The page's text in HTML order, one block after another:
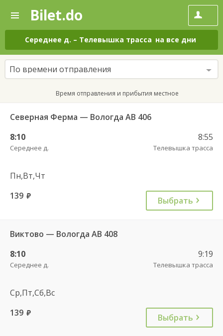
—
Поиск
и
покупка
билетов
на
автобус
онлайн
Bilet.do
Середнее д. – Телевышка трасса на все дни
По времени отправления
Время отправления и прибытия местное
Северная Ферма — Вологда АВ 406
8:10
Середнее д.
8:55
Телевышка трасса
Пн,Вт,Чт
139 руб. Выбрать
Виктово — Вологда АВ 408
8:10
Середнее д.
9:19
Телевышка трасса
Ср,Пт,Сб,Вс
139 руб. Выбрать